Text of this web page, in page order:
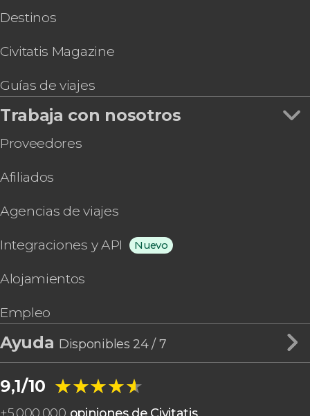
Destinos
Civitatis Magazine
Guías de viajes
Trabaja con nosotros
Proveedores
Afiliados
Agencias de viajes
Integraciones y API Nuevo
Alojamientos
Empleo
Ayuda Disponibles 24 / 7
9,1/10 ★★★★★
★★★★★
+5.000.000 opiniones de Civitatis